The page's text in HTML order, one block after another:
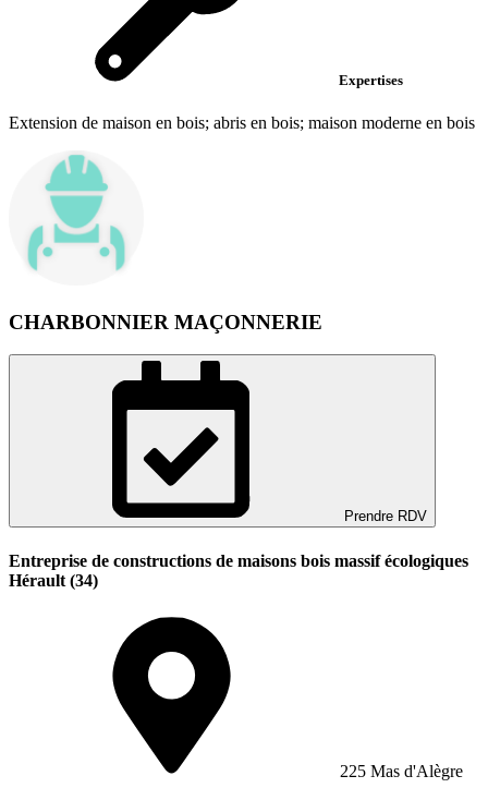
Expertises
Extension de maison en bois; abris en bois; maison moderne en bois
CHARBONNIER MAÇONNERIE
Prendre RDV
Entreprise de constructions de maisons bois massif écologiques
Hérault (34)
225 Mas d'Alègre